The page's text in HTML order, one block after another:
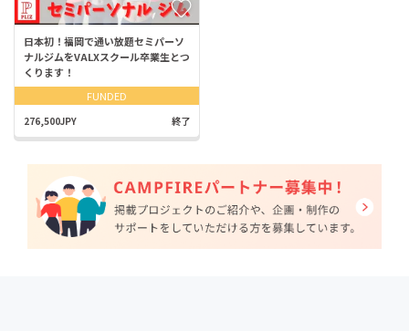
日本初！福岡で通い放題セミパーソ
ナルジムをVALXスクール卒業生とつ
くります！
FUNDED
276,500JPY 終了